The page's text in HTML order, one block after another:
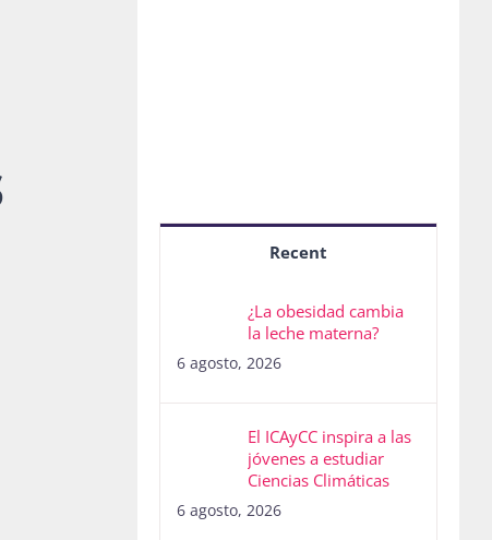
Recent
¿La obesidad cambia
la leche materna?
6 agosto, 2026
El ICAyCC inspira a las
jóvenes a estudiar
Ciencias Climáticas
6 agosto, 2026